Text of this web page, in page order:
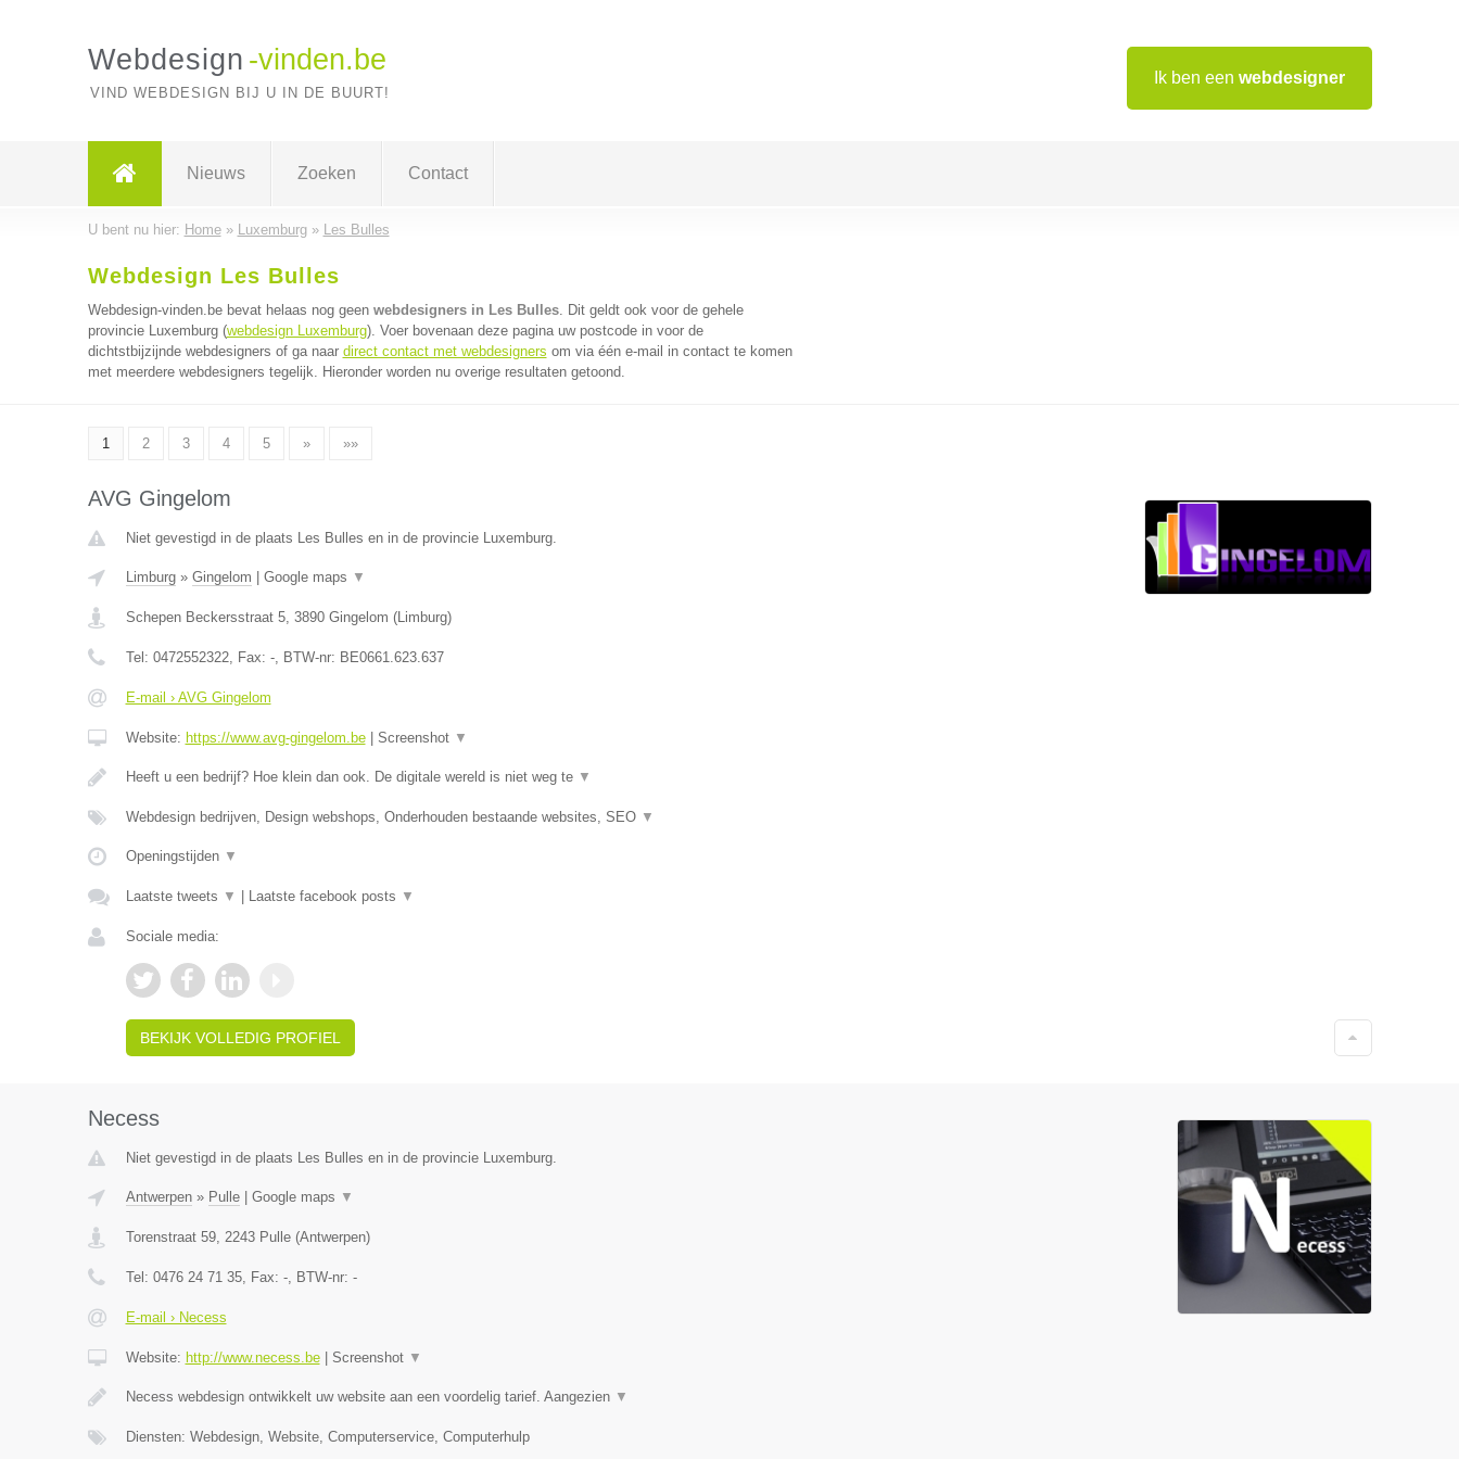
Ik ben een webdesigner
Webdesign -vinden.be
VIND WEBDESIGN BIJ U IN DE BUURT!
Nieuws Zoeken Contact
U bent nu hier: Home» Luxemburg» Les Bulles
Webdesign Les Bulles
Webdesign-vinden.be bevat helaas nog geen webdesigners in Les Bulles. Dit geldt ook voor de gehele
provincie Luxemburg (webdesign Luxemburg). Voer bovenaan deze pagina uw postcode in voor de
dichtstbijzijnde webdesigners of ga naar direct contact met webdesigners om via één e-mail in contact te komen
met meerdere webdesigners tegelijk. Hieronder worden nu overige resultaten getoond.
1 2 3 4 5 » »»
AVG Gingelom
Niet gevestigd in de plaats Les Bulles en in de provincie Luxemburg.
Limburg» Gingelom Google maps ▼
Schepen Beckersstraat 5, 3890 Gingelom (Limburg)
Tel: 0472552322, Fax: -, BTW-nr: BE0661.623.637
E-mail › AVG Gingelom
Website: https://www.avg-gingelom.be| Screenshot ▼
Heeft u een bedrijf? Hoe klein dan ook. De digitale wereld is niet weg te ▼
Webdesign bedrijven, Design webshops, Onderhouden bestaande websites, SEO ▼
Openingstijden ▼
Laatste tweets ▼ Laatste facebook posts ▼
Sociale media:
BEKIJK VOLLEDIG PROFIEL
Necess
Niet gevestigd in de plaats Les Bulles en in de provincie Luxemburg.
Antwerpen» Pulle| Google maps ▼
Torenstraat 59, 2243 Pulle(Antwerpen)
Tel: 0476 24 71 35, Fax: -, BTW-nr: -
E-mail › Necess
Website: http://www.necess.be| Screenshot ▼
Necess webdesign ontwikkelt uw website aan een voordelig tarief. Aangezien ▼
Diensten: Webdesign, Website, Computerservice, Computerhulp